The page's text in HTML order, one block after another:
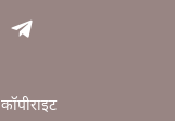
कॉपीराइट